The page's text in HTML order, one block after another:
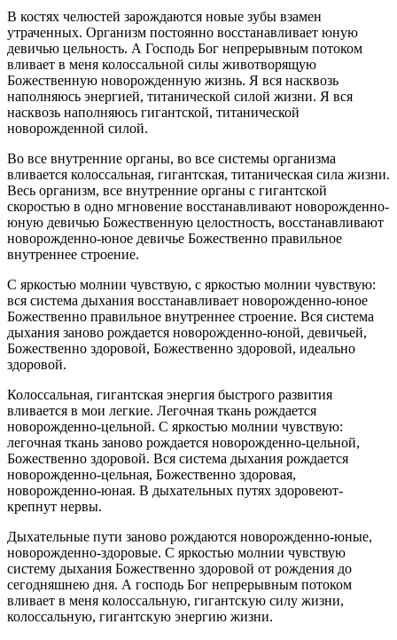
В костях челюстей зарождаются новые зубы взамен
утраченных. Организм постоянно восстанавливает юную
девичью цельность. А Господь Бог непрерывным потоком
вливает в меня колоссальной силы животворящую
Божественную новорожденную жизнь. Я вся насквозь
наполняюсь энергией, титанической силой жизни. Я вся
насквозь наполняюсь гигантской, титанической
новорожденной силой.
Во все внутренние органы, во все системы организма
вливается колоссальная, гигантская, титаническая сила жизни.
Весь организм, все внутренние органы с гигантской
скоростью в одно мгновение восстанавливают новорожденно-
юную девичью Божественную целостность, восстанавливают
новорожденно-юное девичье Божественно правильное
внутреннее строение.
С яркостью молнии чувствую, с яркостью молнии чувствую:
вся система дыхания восстанавливает новорожденно-юное
Божественно правильное внутреннее строение. Вся система
дыхания заново рождается новорожденно-юной, девичьей,
Божественно здоровой, Божественно здоровой, идеально
здоровой.
Колоссальная, гигантская энергия быстрого развития
вливается в мои легкие. Легочная ткань рождается
новорожденно-цельной. С яркостью молнии чувствую:
легочная ткань заново рождается новорожденно-цельной,
Божественно здоровой. Вся система дыхания рождается
новорожденно-цельная, Божественно здоровая,
новорожденно-юная. В дыхательных путях здоровеют-
крепнут нервы.
Дыхательные пути заново рождаются новорожденно-юные,
новорожденно-здоровые. С яркостью молнии чувствую
систему дыхания Божественно здоровой от рождения до
сегодняшнею дня. А господь Бог непрерывным потоком
вливает в меня колоссальную, гигантскую силу жизни,
колоссальную, гигантскую энергию жизни.